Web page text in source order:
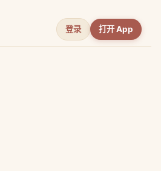
登录 打开 App